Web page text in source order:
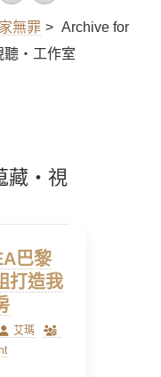
無罪 > Archive for
‧工作室
藏‧視
巴黎
打造我
Author
艾瑪